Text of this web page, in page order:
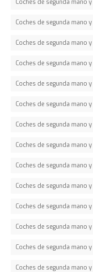
Coches de segunda mano
Coches de segunda mano
Coches de segunda mano
Coches de segunda mano
Coches de segunda mano
Coches de segunda mano
Coches de segunda mano
Coches de segunda mano
Coches de segunda mano
Coches de segunda mano
Coches de segunda mano
Coches de segunda mano
Coches de segunda mano
Coches de segunda mano